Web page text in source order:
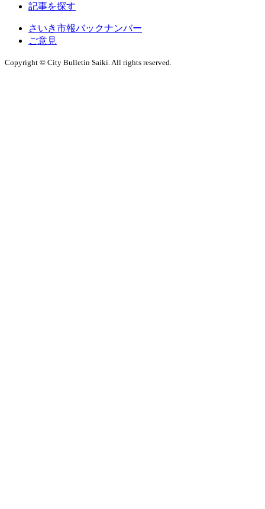
記事を探す
さいき市報バックナンバー
ご意見
Copyright © City Bulletin Saiki. All rights reserved.